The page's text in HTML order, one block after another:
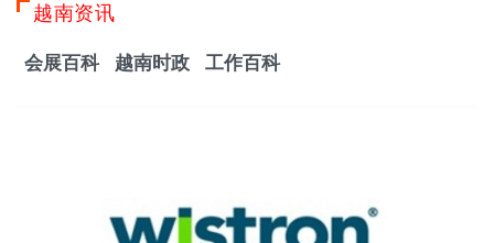
越南资讯
会展百科 越南时政 工作百科